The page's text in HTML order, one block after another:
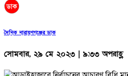
দৈনিক নারায়ণগঞ্জের ডাক
সোমবার, ২৯ মে ২০২৩ | ৯:৩৩ অপরাহ্ণ